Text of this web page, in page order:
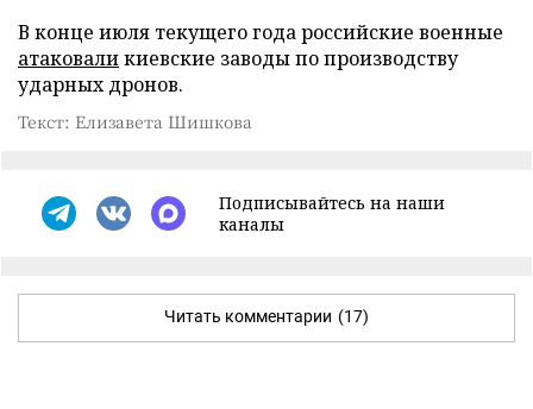
В конце июля текущего года российские военные
атаковаликиевские заводы по производству
ударных дронов.
Текст: Елизавета Шишкова
Подписывайтесь на наши
каналы
Читать комментарии (17)